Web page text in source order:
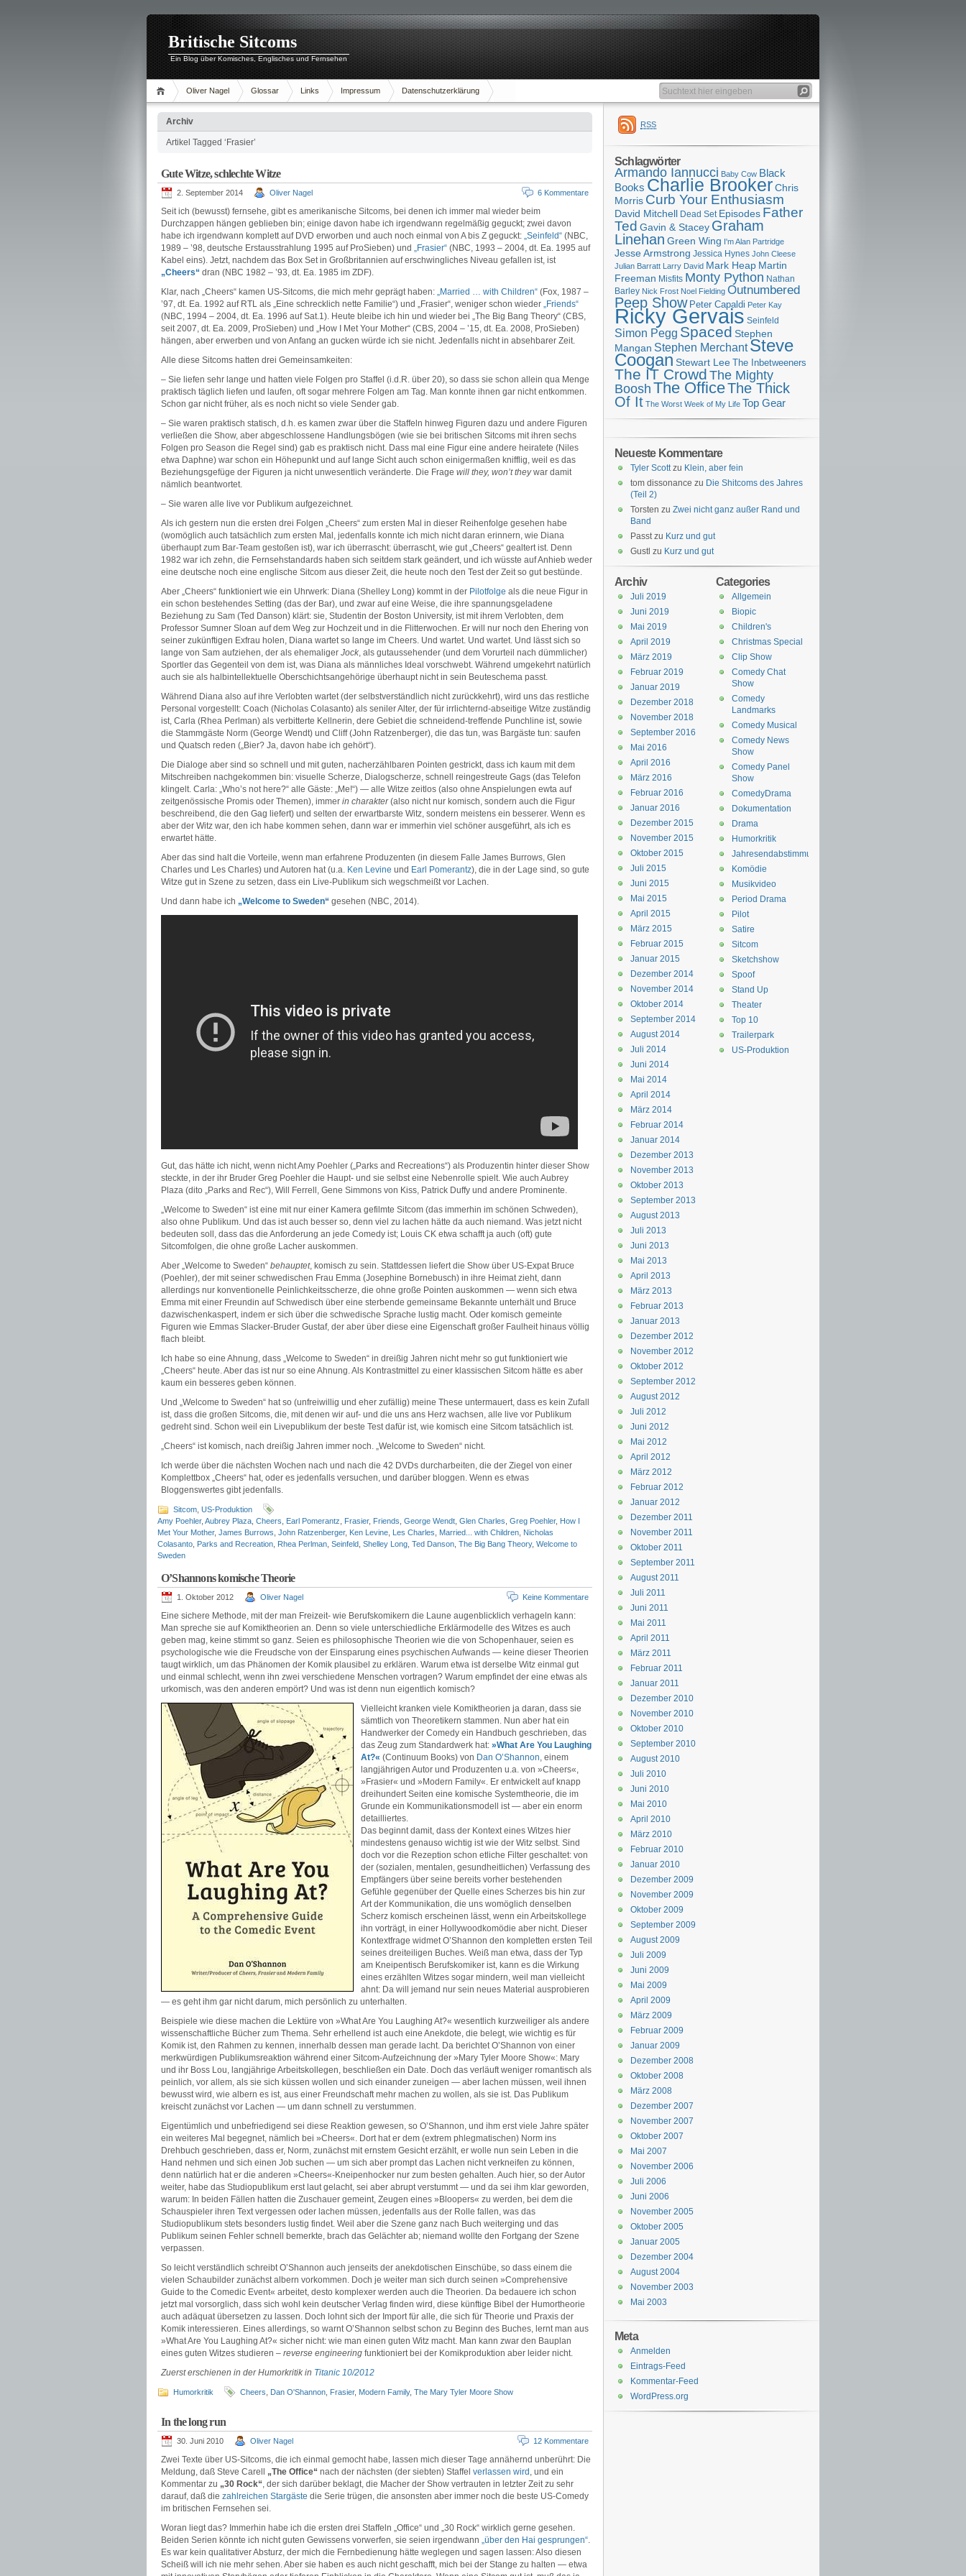
Britische Sitcoms
Ein Blog über Komisches, Englisches und Fernsehen
Oliver Nagel Glossar Links Impressum Datenschutzerklärung
Archiv
Artikel Tagged ‘Frasier’
Gute Witze, schlechte Witze
2. September 2014 Oliver Nagel 6 Kommentare
Seit ich (bewusst) fernsehe, gibt es amerikanische Sitcoms, bei denen ich immer mal wieder beim
Durchzappen hängen geblieben bin; einige davon habe ich irgendwann regelmäßig geguckt; zwei davon
habe ich irgendwann komplett auf DVD erworben und auch noch einmal von A bis Z geguckt: „Seinfeld“ (NBC,
1989 – ’98, deutsche Erstausstrahlung 1995 auf ProSieben) und „Frasier“ (NBC, 1993 – 2004, dt. Ea. 1995 auf
Kabel eins). Jetzt, nachdem das Box Set in Großbritannien auf erschwingliches Niveau gefallen ist, ist
„Cheers“ dran (NBC 1982 – ’93, dt. Ea. 1985 im ZDF).
Klar, nach „Cheers“ kamen US-Sitcoms, die mich mehr geprägt haben: „Married … with Children“ (Fox, 1987 –
’97, dt. Ea. 1992 auf RTL als „Eine schrecklich nette Familie“) und „Frasier“, weniger schon wieder „Friends“
(NBC, 1994 – 2004, dt. Ea. 1996 auf Sat.1). Heute bleibe ich hin und wieder bei „The Big Bang Theory“ (CBS,
seit 2007, dt. Ea. 2009, ProSieben) und „How I Met Your Mother“ (CBS, 2004 – ’15, dt. Ea. 2008, ProSieben)
hängen, aber erwerben und von Anfang an gucken würde ich sie nicht. Jedenfalls nicht in absehbarer Zeit.
Alle diese Sitcoms hatten drei Gemeinsamkeiten:
– Sie liefen sehr lange und hatten viele Folgen pro Staffel (i.d.R. über 20), so dass sie schon allein qua Menge
praktisch täglich liefen und laufen, oft sogar mehrere Folgen am Tag. Man konnte ihnen gar nicht entkommen.
Schon gar nicht früher, als es noch nicht so viele Sender gab.
– Sie waren praktisch statisch, d.h. es kamen zwar über die Staffeln hinweg Figuren dazu und andere Figuren
verließen die Show, aber abgeschlossene Handlungsbögen (wie sie bei britischen Sitcoms mit ihren sechs
Folgen pro Season die Regel sind) gab es praktisch nicht. Dass mal eine Figur eine andere heiratete (Niles
etwa Daphne) war schon ein Höhepunkt und auf lange Sicht auch schon einigermaßen knifflig, weil es das
Beziehungsgefüge der Figuren ja nicht unwesentlich veränderte. Die Frage will they, won’t theywar damit
nämlich beantwortet.
– Sie waren alle live vor Publikum aufgezeichnet.
Als ich gestern nun die ersten drei Folgen „Cheers“ zum ersten Mal in dieser Reihenfolge gesehen habe
(womöglich auch tatsächlich zum ersten Mal, jedenfalls konnte ich mich nicht daran erinnern, wie Diana
überhaupt zum Bar-Team gestoßen ist), war ich überrascht: überrascht, wie gut „Cheers“ gealtert ist. Denn
1982 war ich zehn, die Fernsehstandards haben sich seitdem stark geändert, und ich wüsste auf Anhieb weder
eine deutsche noch eine englische Sitcom aus dieser Zeit, die heute noch den Test der Zeit so gut bestünde.
Aber „Cheers“ funktioniert wie ein Uhrwerk: Diana (Shelley Long) kommt in der Pilotfolge als die neue Figur in
ein schon bestehendes Setting (das der Bar), und zwar auf eine Weise, die ihre spannungsgeladene
Beziehung zu Sam (Ted Danson) klärt: sie, Studentin der Boston University, ist mit ihrem Verlobten, dem
Professor Sumner Sloan auf dem Weg zur Hochzeit und in die Flitterwochen. Er will nur noch den Ehering von
seiner zukünftigen Exfrau holen, Diana wartet so lange im Cheers. Und wartet. Und wartet. Und lässt sich so
lange von Sam aufziehen, der als ehemaliger Jock, als gutaussehender (und dem Vorurteil nach dümmlicher)
Sportler das Gegenteil von dem ist, was Diana als männliches Ideal vorschwebt. Während umgekehrt natürlich
auch sie als halbintellektuelle Oberschichtsangehörige überhaupt nicht in sein Beuteschema passt.
Während Diana also auf ihre Verlobten wartet (der selbstverständlich nicht zurückkehrt), wird uns das restliche
Personal vorgestellt: Coach (Nicholas Colasanto) als seniler Alter, der für irrlichternd-abseitige Witze zuständig
ist, Carla (Rhea Perlman) als verbitterte Kellnerin, dere Gebiet die schneidend-treffende Punchline ist, sowie
die Stammgäste Norm (George Wendt) und Cliff (John Ratzenberger), die das tun, was Bargäste tun: saufen
und Quatsch reden („Bier? Ja, davon habe ich gehört“).
Die Dialoge aber sind so schnell und mit guten, nacherzählbaren Pointen gestrickt, dass ich kaum mit dem
Mitschreiben nachgekommen bin: visuelle Scherze, Dialogscherze, schnell reingestreute Gags (das Telefon
klingelt. Carla: „Who’s not here?“ alle Gäste: „Me!“) — alle Witze zeitlos (also ohne Anspielungen ewta auf
zeitgenössische Promis oder Themen), immer in charakter(also nicht nur komisch, sondern auch die Figur
beschreibend, die den Gag liefert) und selten der erwartbarste Witz, sondern meistens ein besserer. Wenn es
aber der Witz war, den ich habe kommen sehen, dann war er immerhin viel schöner ausgeführt, als ich es
erwartet hätte.
Aber das sind halt die Vorteile, wenn man erfahrene Produzenten (in diesem Falle James Burrows, Glen
Charles und Les Charles) und Autoren hat (u.a. Ken Levine und Earl Pomerantz), die in der Lage sind, so gute
Witze gut in Szene zu setzen, dass ein Live-Publikum sich wegschmeißt vor Lachen.
Und dann habe ich „Welcome to Sweden“ gesehen (NBC, 2014).
Gut, das hätte ich nicht, wenn nicht Amy Poehler („Parks and Recreations“) als Produzentin hinter dieser Show
steckte, in der ihr Bruder Greg Poehler die Haupt- und sie selbst eine Nebenrolle spielt. Wie auch Aubrey
Plaza (dito „Parks and Rec“), Will Ferrell, Gene Simmons von Kiss, Patrick Duffy und andere Prominente.
„Welcome to Sweden“ ist eine mit nur einer Kamera gefilmte Sitcom (das immerhin im schönen Schweden),
also ohne Publikum. Und das ist auch besser so, denn viel zu lachen hätte da auch niemand. Was jetzt nicht
bedeuten soll, dass das die Anforderung an jede Comedy ist; Louis CK etwa schafft ja auch (oft) gute
Sitcomfolgen, die ohne große Lacher auskommen.
Aber „Welcome to Sweden“ behauptet, komisch zu sein. Stattdessen liefert die Show über US-Expat Bruce
(Poehler), der mit seiner schwedischen Frau Emma (Josephine Bornebusch) in ihre Heimat zieht, dann
allerdings nur konventionelle Peinlichkeitsscherze, die ohne große Pointen auskommen — wenn sich etwa
Emma mit einer Freundin auf Schwedisch über eine sterbende gemeinsame Bekannte unterhält und Bruce
dazwischenkaspert, indem er sich über die schwedische Sprache lustig macht. Oder komisch gemeinte
Figuren wie Emmas Slacker-Bruder Gustaf, der aber über diese eine Eigenschaft großer Faulheit hinaus völlig
flach bleibt.
Ich habe so eine Ahnung, dass „Welcome to Sweden“ in dreißig Jahren nicht mehr so gut funktioniert wie
„Cheers“ heute. Aber das ist nur so eine Ahnung. Als Kontrastmittel zu einer klassischen Sitcom hätte es aber
kaum ein besseres geben können.
Und „Welcome to Sweden“ hat so (unfreiwillig und eher zufällig) meine These untermauert, dass es kein Zufall
ist, dass die großen Sitcoms, die, mit denen wir auf- und die uns ans Herz wachsen, alle live vor Publikum
gedreht sind. Schon weil ein Livepublikum der beste Test dafür ist, wie komisch eine Sitcom tatsächlich ist.
„Cheers“ ist komisch, nach dreißig Jahren immer noch. „Welcome to Sweden“ nicht.
Ich werde über die nächsten Wochen nach und nach die 42 DVDs durcharbeiten, die der Ziegel von einer
Komplettbox „Cheers“ hat, oder es jedenfalls versuchen, und darüber bloggen. Wenn es etwas
Bloggenswertes gibt jedenfalls.
Sitcom US-Produktion
Amy Poehler, Aubrey Plaza Cheers Earl Pomerantz Frasier, Friends George Wendt Glen Charles Greg Poehler, How I
Met Your Mother, James Burrows John Ratzenberger, Ken Levine Les Charles Married... with Children Nicholas
Colasanto Parks and Recreation Rhea Perlman Seinfeld Shelley Long Ted Danson The Big Bang Theory, Welcome to
Sweden
O’Shannons komische Theorie
1. Oktober 2012 Oliver Nagel Keine Kommentare
Eine sichere Methode, mit der man Freizeit- wie Berufskomikern die Laune augenblicklich verhageln kann:
Man spreche sie auf Komiktheorien an. Denn so viele unterschiedliche Erklärmodelle des Witzes es auch
geben mag, keine stimmt so ganz. Seien es philosophische Theorien wie die von Schopenhauer, seien es
psychologische wie die Freudsche von der Einsparung eines psychischen Aufwands — keine dieser Theorien
taugt wirklich, um das Phänomen der Komik plausibel zu erklären. Warum etwa ist derselbe Witz einmal gut
und einmal schlecht, wenn ihn zwei verschiedene Menschen vortragen? Warum empfindet der eine etwas als
urkomisch, was den anderen empört? Und was ist denn nun eigentlich komisch?
Vielleicht kranken viele Komiktheorien ja daran, dass sie
sämtlich von Theoretikern stammen. Nun aber hat ein
Handwerker der Comedy ein Handbuch geschrieben, das
das Zeug zum Standardwerk hat: »What Are You Laughing
At?« (Continuum Books) von Dan O’Shannon, einem
langjährigen Autor und Produzenten u.a. von »Cheers«,
»Frasier« und »Modern Family«. Er entwickelt auf knapp
dreihundert Seiten eine komische Systemtheorie, die im
Grunde ein Kommunikationsmodell ist — aber ein enorm
detailliertes.
Das beginnt damit, dass der Kontext eines Witzes hier
mindestens genauso wichtig ist wie der Witz selbst. Sind
doch vor die Rezeption schon etliche Filter geschaltet: von
der (sozialen, mentalen, gesundheitlichen) Verfassung des
Empfängers über seine bereits vorher bestehenden
Gefühle gegenüber der Quelle eines Scherzes bis hin zur
Art der Kommunikation, die uns womöglich denselben
Scherz komisch erscheinen lässt, wenn ein Arbeitskollege
ihn vorträgt, in einer Hollywoodkomödie aber nicht. Dieser
Kontextfrage widmet O’Shannon den kompletten ersten Teil
seines dreiteiligen Buches. Weiß man etwa, dass der Typ
am Kneipentisch Berufskomiker ist, kann es die Wirkung
eines erzählten Witzes sogar mindern, weil man vielleicht
ahnt: Da will jemand nur sein neues Material ausprobieren
— es geht ihm gar nicht darum, mich persönlich zu unterhalten.
Beispiele wie diese machen die Lektüre von »What Are You Laughing At?« wesentlich kurzweiliger als andere
wissenschaftliche Bücher zum Thema. Sehr erhellend ist auch eine Anekdote, die belegt, wie wichtig es für
Komik ist, den Rahmen zu kennen, innerhalb dessen man gerade lacht. Da berichtet O’Shannon von einer
merkwürdigen Publikumsreaktion während einer Sitcom-Aufzeichnung der »Mary Tyler Moore Show«: Mary
und ihr Boss Lou, langjährige Arbeitskollegen, beschließen ein Date. Doch das verläuft weniger romantisch als
peinlich, vor allem, als sie sich küssen wollen und sich einander zuneigen — aber lachen müssen, weil ihnen
bewusst wird, wie albern es ist, aus einer Freundschaft mehr machen zu wollen, als sie ist. Das Publikum
kreischt zunächst vor Lachen — um dann schnell zu verstummen.
Eigentümlich und unbefriedigend sei diese Reaktion gewesen, so O’Shannon, und ihm erst viele Jahre später
ein weiteres Mal begegnet, nämlich bei »Cheers«. Dort hat er dem (extrem phlegmatischen) Norm ins
Drehbuch geschrieben, dass er, Norm, zunächst mit ernstem Gesicht erzählt, er wolle nun sein Leben in die
Hand nehmen und sich einen Job suchen — um sich aber prompt das Lachen nicht verkneifen zu können,
denn natürlich hat er die anderen »Cheers«-Kneipenhocker nur zum besten gehalten. Auch hier, so der Autor
weiter, habe das Studiopublikum erst laut gelacht, sei aber abrupt verstummt — und da sei ihm klar geworden,
warum: In beiden Fällen hatten die Zuschauer gemeint, Zeugen eines »Bloopers« zu werden, bei dem die
Schauspieler ihren Text vergessen oder lachen müssen, jedenfalls aus der Rolle fallen, was das
Studiopublikum stets besonders lustig findet. Weil aber die Szene ganz nach Buch weiterging und das
Publikum seinen Fehler schnell bemerkte, brach das Gelächter ab; niemand wollte den Fortgang der Szene
verpassen.
So leicht verständlich schreibt O’Shannon auch jenseits der anekdotischen Einschübe, so dass einem die
vielen Schaubilder zunächst albern vorkommen. Doch je weiter man sich durch seinen »Comprehensive
Guide to the Comedic Event« arbeitet, desto komplexer werden auch die Theorien. Da bedauere ich schon
jetzt mal vorsorglich, dass sich wohl kein deutscher Verlag finden wird, diese künftige Bibel der Humortheorie
auch adäquat übersetzen zu lassen. Doch lohnt sich der Import für alle, die sich für Theorie und Praxis der
Komik interessieren. Eines allerdings, so warnt O’Shannon selbst schon zu Beginn des Buches, lernt man aus
»What Are You Laughing At?« sicher nicht: wie man einen guten Witz macht. Man kann zwar den Bauplan
eines guten Witzes studieren – reverse engineering funktioniert bei der Komikproduktion aber leider nicht.
Zuerst erschienen in der Humorkritik in Titanic 10/2012
Humorkritik Cheers Dan O'Shannon Frasier, Modern Family, The Mary Tyler Moore Show
In the long run
30. Juni 2010 Oliver Nagel 12 Kommentare
Zwei Texte über US-Sitcoms, die ich einmal gemocht habe, lassen mich dieser Tage annähernd unberührt: Die
Meldung, daß Steve Carell „The Office“ nach der nächsten (der siebten) Staffel verlassen wird , und ein
Kommentar zu „30 Rock“, der sich darüber beklagt, die Macher der Show vertrauten in letzter Zeit zu sehr
darauf, daß die zahlreichen Stargäste die Serie trügen, die ansonsten aber immer noch die beste US-Comedy
im britischen Fernsehen sei.
Woran liegt das? Immerhin habe ich die ersten drei Staffeln „Office“ und „30 Rock“ wirklich gerne gesehen.
Beiden Serien könnte ich nicht guten Gewissens vorwerfen, sie seien irgendwann „über den Hai gesprungen“.
Es war kein qualitativer Absturz, der mich die Fernbedienung hätte weglegen und sagen lassen: Also diesen
Scheiß will ich nie mehr sehen. Aber sie haben es auch nicht geschafft, mich bei der Stange zu halten — etwa
RSS
Schlagwörter
Armando Iannucci Baby Cow Black
Books Charlie BrookerChris
Morris Curb Your Enthusiasm
David Mitchell Dead Set Episodes Father
Ted Gavin & Stacey Graham
Linehan Green Wing I'm Alan Partridge
Jesse Armstrong Jessica Hynes John Cleese
Julian Barratt Larry David Mark Heap Martin
Freeman Misfits Monty Python Nathan
Barley Nick Frost Noel Fielding Outnumbered
Peep Show Peter Capaldi Peter Kay
Ricky Gervais Seinfeld
Simon Pegg Spaced Stephen
Mangan Stephen Merchant Steve
CooganStewart Lee The Inbetweeners
The IT Crowd The Mighty
Boosh The OfficeThe Thick
Of It The Worst Week of My Life Top Gear
Neueste Kommentare
Tyler Scottzu Klein, aber fein
tom dissonance zu Die Shitcoms des Jahres
(Teil 2)
Torsten zu Zwei nicht ganz außer Rand und
Band
Passtzu Kurz und gut
Gustl zu Kurz und gut
Categories
Allgemein
Biopic
Children's
Christmas Special
Clip Show
Comedy Chat
Show
Comedy
Landmarks
Comedy Musical
Comedy News
Show
Comedy Panel
Show
ComedyDrama
Dokumentation
Drama
Humorkritik
Jahresendabstimmung
Komödie
Musikvideo
Period Drama
Pilot
Satire
Sitcom
Sketchshow
Spoof
Stand Up
Theater
Top 10
Trailerpark
US-Produktion
Archiv
Juli 2019
Juni 2019
Mai 2019
April 2019
März 2019
Februar 2019
Januar 2019
Dezember 2018
November 2018
September 2016
Mai 2016
April 2016
März 2016
Februar 2016
Januar 2016
Dezember 2015
November 2015
Oktober 2015
Juli 2015
Juni 2015
Mai 2015
April 2015
März 2015
Februar 2015
Januar 2015
Dezember 2014
November 2014
Oktober 2014
September 2014
August 2014
Juli 2014
Juni 2014
Mai 2014
April 2014
März 2014
Februar 2014
Januar 2014
Dezember 2013
November 2013
Oktober 2013
September 2013
August 2013
Juli 2013
Juni 2013
Mai 2013
April 2013
März 2013
Februar 2013
Januar 2013
Dezember 2012
November 2012
Oktober 2012
September 2012
August 2012
Juli 2012
Juni 2012
Mai 2012
April 2012
März 2012
Februar 2012
Januar 2012
Dezember 2011
November 2011
Oktober 2011
September 2011
August 2011
Juli 2011
Juni 2011
Mai 2011
April 2011
März 2011
Februar 2011
Januar 2011
Dezember 2010
November 2010
Oktober 2010
September 2010
August 2010
Juli 2010
Juni 2010
Mai 2010
April 2010
März 2010
Februar 2010
Januar 2010
Dezember 2009
November 2009
Oktober 2009
September 2009
August 2009
Juli 2009
Juni 2009
Mai 2009
April 2009
März 2009
Februar 2009
Januar 2009
Dezember 2008
Oktober 2008
März 2008
Dezember 2007
November 2007
Oktober 2007
Mai 2007
November 2006
Juli 2006
Juni 2006
November 2005
Oktober 2005
Januar 2005
Dezember 2004
August 2004
November 2003
Mai 2003
Meta
Anmelden
Eintrags-Feed
Kommentar-Feed
WordPress.org